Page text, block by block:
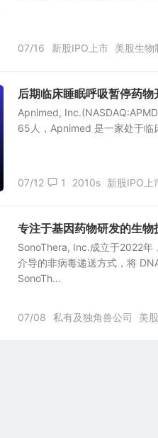
07/16 新股IPO上市 美股生物
后期临床睡眠呼吸暂停药
Apnimed,
65人，Apnimed 是一家处于临
07/12 1 2010s 新股IPO上
专注于基因药物研发的生
SonoThera, Inc.成立于2022年
介导的非病毒递送方式，将
SonoTh...
07/08 私有及独角兽公司 美